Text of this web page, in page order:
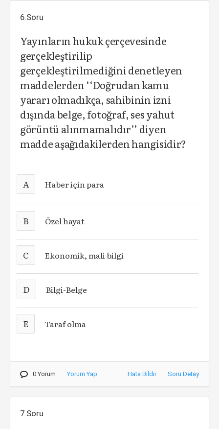
6.Soru
Yayınların hukuk çerçevesinde
gerçekleştirilip
gerçekleştirilmediğini denetleyen
maddelerden ‘‘Doğrudan kamu
yararı olmadıkça, sahibinin izni
dışında belge, fotoğraf, ses yahut
görüntü alınmamalıdır’’ diyen
madde aşağıdakilerden hangisidir?
A Haber için para
B Özel hayat
C Ekonomik, mali bilgi
D Bilgi-Belge
E Taraf olma
0 Yorum Yorum Yap Hata Bildir Soru Detay
7.Soru